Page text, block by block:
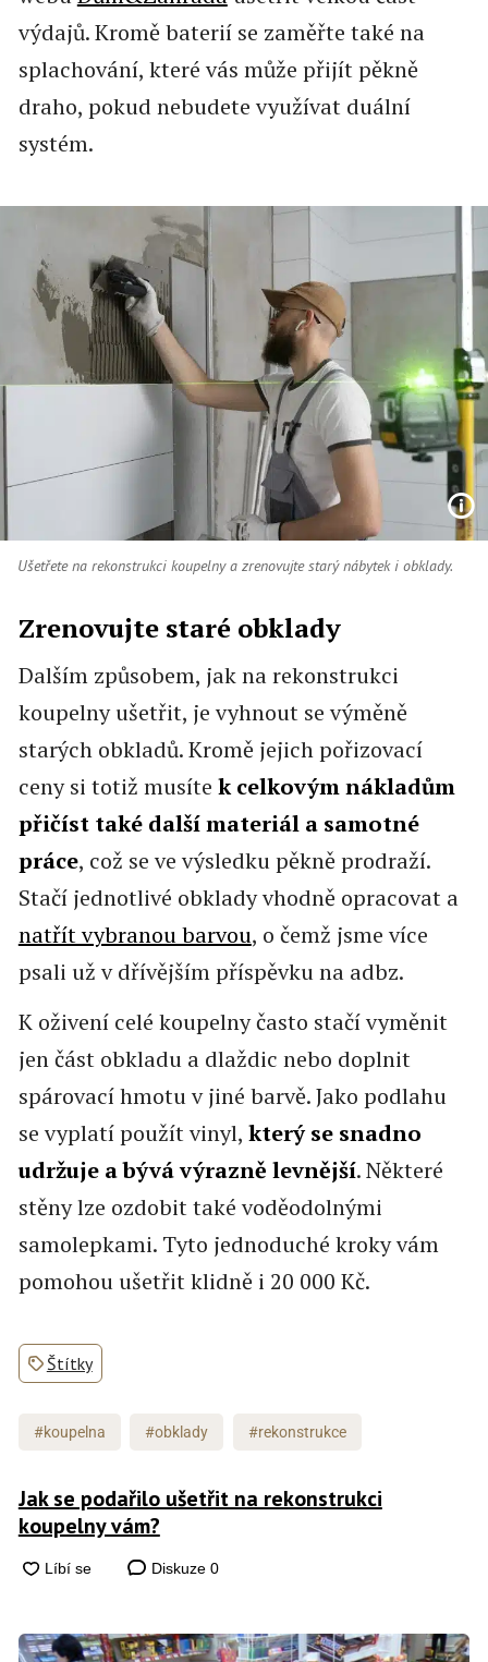
výdajů. Kromě baterií se zaměřte také na
splachování, které vás může přijít pěkně
draho, pokud nebudete využívat duální
systém.
Ušetřete na rekonstrukci koupelny a zrenovujte starý nábytek i obklady.
Zrenovujte staré obklady
Dalším způsobem, jak na rekonstrukci
koupelny ušetřit, je vyhnout se výměně
starých obkladů. Kromě jejich pořizovací
ceny si totiž musíte k celkovým nákladům
přičíst také další materiál a samotné
práce, což se ve výsledku pěkně prodraží.
Stačí jednotlivé obklady vhodně opracovat a
natřít vybranou barvou, o čemž jsme více
psali už v dřívějším příspěvku na adbz.
K oživení celé koupelny často stačí vyměnit
jen část obkladu a dlaždic nebo doplnit
spárovací hmotu v jiné barvě. Jako podlahu
se vyplatí použít vinyl, který se snadno
udržuje a bývá výrazně levnější. Některé
stěny lze ozdobit také voděodolnými
samolepkami. Tyto jednoduché kroky vám
pomohou ušetřit klidně i 20 000 Kč.
Štítky
#koupelna #obklady #rekonstrukce
Jak se podařilo ušetřit na rekonstrukci
koupelny vám?
Diskuze 0